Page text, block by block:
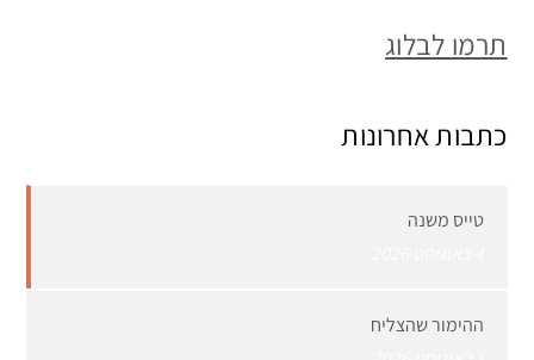
תרמו לבלוג
כתבות אחרונות
טייס משנה
ההימור שהצליח